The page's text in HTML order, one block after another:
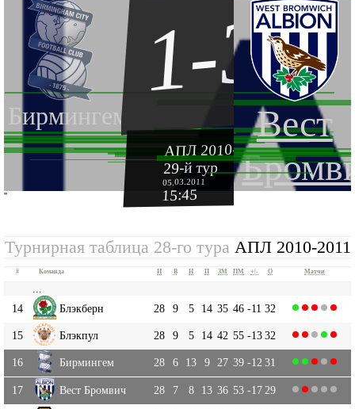
Бирмингем
Вест
1-3
АПЛ 2010-2011
29-й тур
05.03.2011
15:45
''
Турнирная таблица 28-го тура АПЛ 2010-2011
# Команда И В Н П ЗМ ПМ +|- О Матчи
14
Блэкберн 28 9 5 14 35 46 -11 32
15 Блэкпул 28 9 5 14 42 55 -13 32
16 Бирмингем 28 6 13 9 27 39 -12 31
17 Вест Бромвич 28 7 8 13 36 53 -17 29